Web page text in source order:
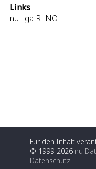
Links
nuLiga RLNO
Für den Inhalt
© 1999-2026 nu
Datenschutz